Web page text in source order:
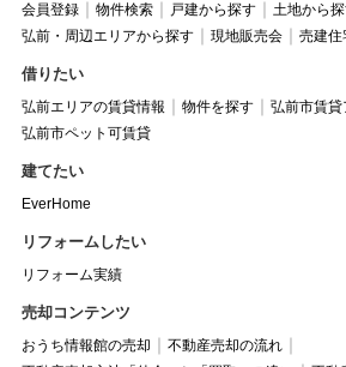
会員登録 物件検索 戸建から探す
土地から
弘前・周辺エリアから探す
現地販売会 売建住
借りたい
弘前エリアの賃貸情報 物件を探す 弘前市賃貸
弘前市ペット可賃貸
建てたい
EverHome
リフォームしたい
リフォーム実績
売却コンテンツ
おうち情報館の売却
不動産売却の流れ